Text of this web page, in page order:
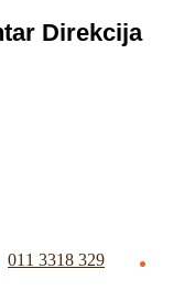
Direkcija
011 3318 329